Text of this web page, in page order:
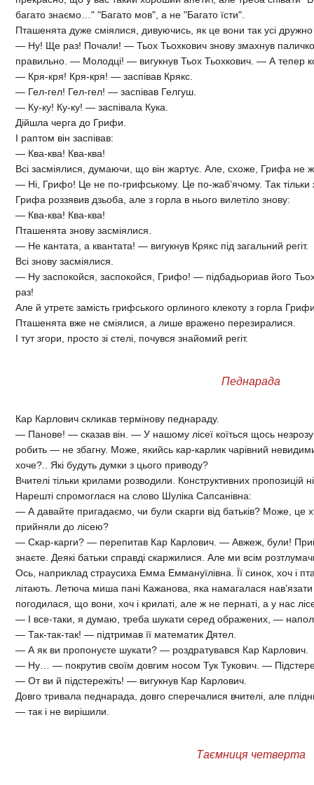
багато знаємо…" "Багато мов", а не "Багато їсти".
Пташенята дуже сміялися, дивуючись, як це вони так усі
— Ну! Ще раз! Почали! — Тьох Тьохкович знову змахнув
правильно. — Молодці! — вигукнув Тьох Тьохкович. — А тепер
— Кря-кря! Кря-кря! — заспівав Крякс.
— Гел-гел! Гел-гел! — заспівав Гелгуш.
— Ку-ку! Ку-ку! — заспівала Кука.
Дійшла черга до Грифи.
І раптом він заспівав:
— Ква-ква! Ква-ква!
Всі засміялися, думаючи, що він жартує. Але, схоже, Грифа не
— Ні, Грифо! Це не по-грифському. Це по-жаб’ячому. Так
Грифа роззявив дзьоба, але з горла в нього вилетіло знову:
— Ква-ква! Ква-ква!
Пташенята знову засміялися.
— Не кантата, а квантата! — вигукнув Крякс під загальний регіт.
Всі знову засміялися.
— Ну заспокойся, заспокойся, Грифо! — підбадьориав його
раз!
Але й утретє замість грифського орлиного клекоту з горла
Пташенята вже не сміялися, а лише вражено перезиралися.
І тут згори, просто зі стелі, почувся знайомий регіт.
Педнарада
Кар Карлович скликав термінову педнараду.
— Панове! — сказав він. — У нашому лісеї коїться щось
робить — не збагну. Може, якийсь кар-карлик чарівний
хоче?.. Які будуть думки з цього приводу?
Вчителі тільки крилами розводили. Конструктивних пропозицій
Нарешті спромоглася на слово Шуліка Сапсанівна:
— А давайте пригадаємо, чи були скарги від батьків? Може, це
прийняли до лісею?
— Скар-карги? — перепитав Кар Карлович. — Авжеж, були!
знаєте. Деякі батьки справді скаржилися. Але ми всім
Ось, наприклад страусиха Емма Еммануїлівна. Її синок, хоч і
літають. Летюча миша пані Кажанова, яка намагалася
погодилася, що вони, хоч і крилаті, але ж не пернаті, а у нас
— І все-таки, я думаю, треба шукати серед ображених, —
— Так-так-так! — підтримав її математик Дятел.
— А як ви пропонуєте шукати? — роздратувався Кар Карлович.
— Ну… — покрутив своїм довгим носом Тук Тукович. —
— От ви й підстережіть! — вигукнув Кар Карлович.
Довго тривала педнарада, довго сперечалися вчителі, але
— так і не вирішили.
Таємниця четверта